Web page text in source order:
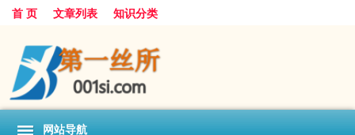
首 页 文章列表 知识分类
网站导航